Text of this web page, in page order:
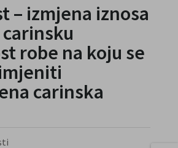
– izmjena iznosa
robe na koju se
carinska